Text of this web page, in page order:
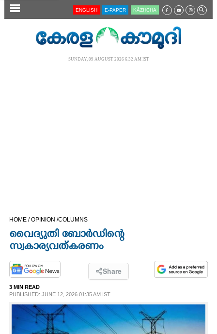
SECTIONS
LIFESTYLE
ENGLISH E-PAPER KĀZHCHA
SUNDAY, 09 AUGUST 2026 6.32 AM IST
HOME /OPINION /COLUMNS
വൈദ്യുതി ബോർഡിന്റെ
സ്വകാര്യവത്കരണം
Share
3 MIN READ
PUBLISHED: JUNE 12, 2026 01:35 AM IST